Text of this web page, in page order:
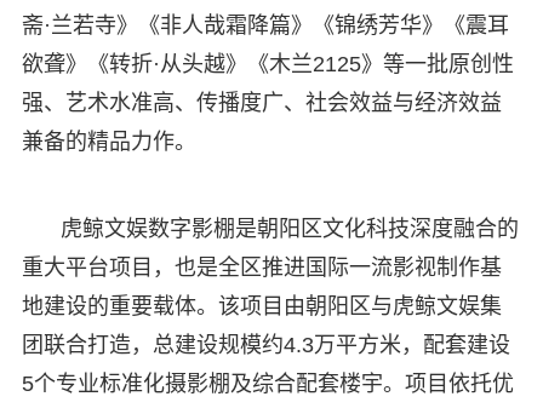
斋·兰若寺》《非人哉霜降篇》《锦绣芳华》《震耳
欲聋》《转折·从头越》《木兰2125》等一批原创性
强、艺术水准高、传播度广、社会效益与经济效益
兼备的精品力作。
虎鲸文娱数字影棚是朝阳区文化科技深度融合的
重大平台项目，也是全区推进国际一流影视制作基
地建设的重要载体。该项目由朝阳区与虎鲸文娱集
团联合打造，总建设规模约4.3万平方米，配套建设
5个专业标准化摄影棚及综合配套楼宇。项目依托优